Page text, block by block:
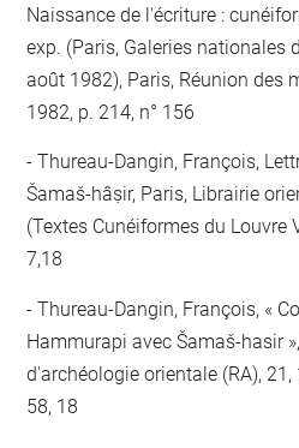
Naissance de l'écriture :
exp. (Paris, Galeries nationales
août 1982), Paris, Réunion des
1982, p. 214, n° 156
Thureau-Dangin, François,
Šamaš-hâṣir, Paris, Librairie
(Textes Cunéiformes du Louvre
7,18
Thureau-Dangin, François, «
Hammurapi avec Šamaš-hasir
d'archéologie orientale (RA), 21,
58, 18